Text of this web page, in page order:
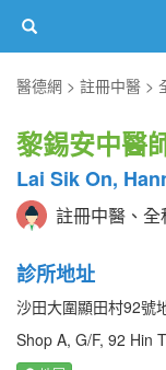
醫德網
註冊中醫
黎錫安中醫
Lai Sik On,
註冊中醫、
診所地址
沙田大圍顯田村92號
Shop A, G/F, 92 Hin